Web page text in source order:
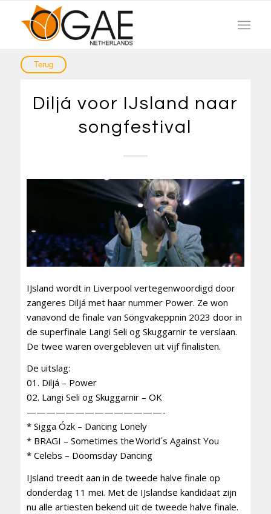
Diljá voor IJsland naar
songfestival
IJsland wordt in Liverpool vertegenwoordigd door
zangeres Diljá met haar nummer Power. Ze won
vanavond de finale van Söngvakeppnin 2023 door in
de superfinale Langi Seli og Skuggarnir te verslaan.
De twee waren overgebleven uit vijf finalisten.
De uitslag:
01. Diljá – Power
02. Langi Seli og Skuggarnir – OK
——————————————-
* Sigga Ózk – Dancing Lonely
* BRAGI – Sometimes the World´s Against You
* Celebs – Doomsday Dancing
IJsland treedt aan in de tweede halve finale op
donderdag 11 mei. Met de IJslandse kandidaat zijn
nu alle artiesten bekend uit de tweede halve finale.